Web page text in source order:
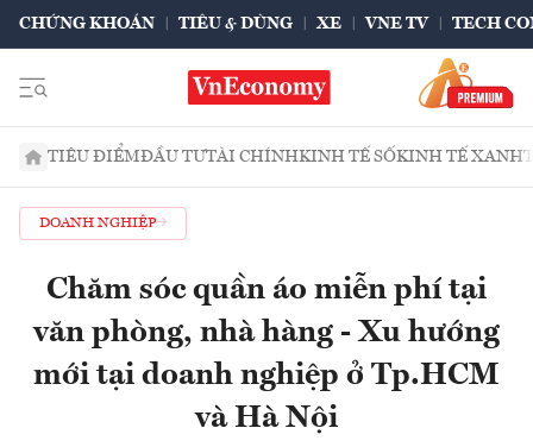
CHỨNG KHOÁN TIÊU & DÙNG XE VNE TV TECH
TIÊU ĐIỂMĐẦU TƯTÀI CHÍNHKINH TẾ SỐKINH TẾ XANH
DOANH NGHIỆP
Chăm sóc quần áo miễn phí tại
văn phòng, nhà hàng - Xu hướng
mới tại doanh nghiệp ở Tp.HCM
và Hà Nội